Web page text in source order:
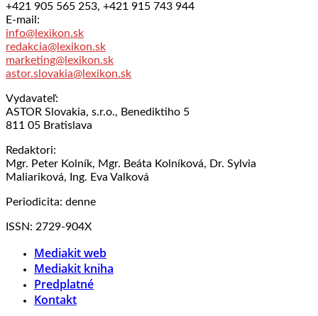
+421 905 565 253, +421 915 743 944
E-mail:
info@lexikon.sk
redakcia@lexikon.sk
marketing@lexikon.sk
astor.slovakia@lexikon.sk
Vydavateľ:
ASTOR Slovakia, s.r.o., Benediktiho 5
811 05 Bratislava
Redaktori:
Mgr. Peter Kolník, Mgr. Beáta Kolníková, Dr. Sylvia
Maliariková, Ing. Eva Valková
Periodicita: denne
ISSN: 2729-904X
Mediakit web
Mediakit kniha
Predplatné
Kontakt